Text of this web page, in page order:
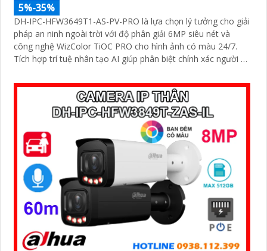
5%-35%
DH-IPC-HFW3649T1-AS-PV-PRO là lựa chọn lý tưởng cho giải
pháp an ninh ngoài trời với độ phân giải 6MP siêu nét và
công nghệ WizColor TiOC PRO cho hình ảnh có màu 24/7.
Tích hợp trí tuệ nhân tạo AI giúp phân biệt chính xác người và
khe thẻ nhớ lên đến 512GB